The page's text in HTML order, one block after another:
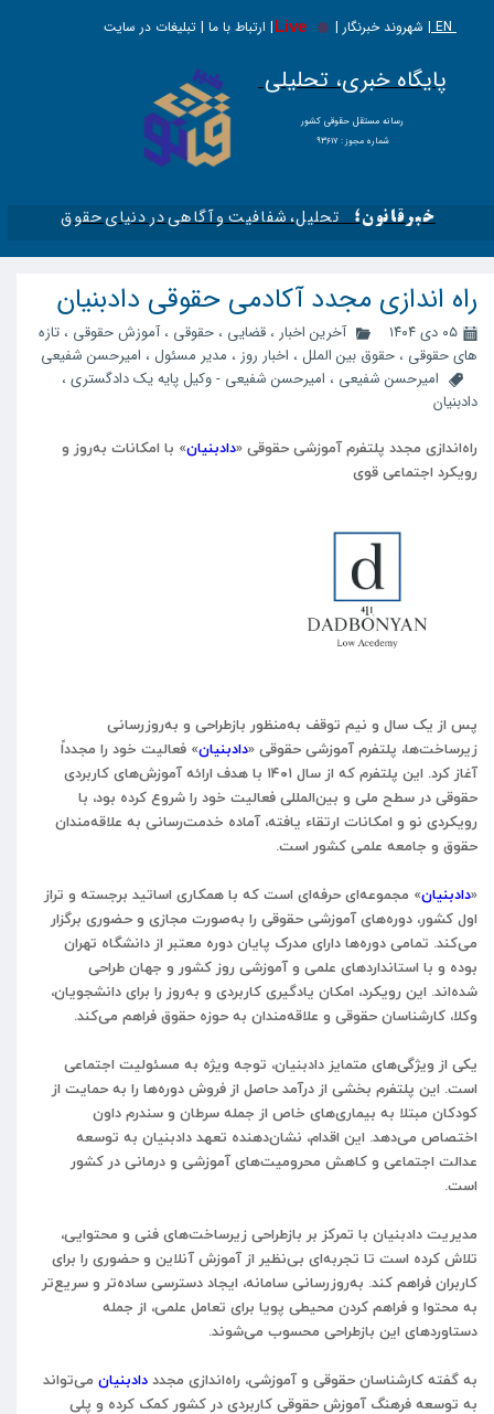
EN | شهروند خبرنگار | | ارتباط با ما | تبلیغات در سایت
Live
پایگاه خبری، تحلیلی
​​​​رسانه مستقل حقوقی کشور
شماره مجوز : ۹۳۶۱۷
خبرقانون؛ تحلیل، شفافیت و آگاهی در دنیای حقوق​​​​​​​
راه اندازی مجدد آکادمی حقوقی دادبنیان
۰۵ دی ۱۴۰۴ آخرین اخبار ، قضایی ، حقوقی ،آموزش حقوقی ، تازه
های حقوقی ، حقوق بین الملل ، اخبار روز ، مدیر مسئول ، امیرحسن شفیعی
امیرحسن شفیعی ، امیرحسن شفیعی - وکیل پایه یک دادگستری ،
دادبنیان
راه‌اندازی مجدد پلتفرم آموزشی حقوقی «دادبنیان» با امکانات به‌روز و
رویکرد اجتماعی قوی
پس از یک سال و نیم توقف به‌منظور بازطراحی و به‌روزرسانی
زیرساخت‌ها، پلتفرم آموزشی حقوقی «دادبنیان» فعالیت خود را مجدداً
آغاز کرد. این پلتفرم که از سال ۱۴۰۱ با هدف ارائه آموزش‌های کاربردی
حقوقی در سطح ملی و بین‌المللی فعالیت خود را شروع کرده بود، با
رویکردی نو و امکانات ارتقاء یافته، آماده خدمت‌رسانی به علاقه‌مندان
حقوق و جامعه علمی کشور است.
«دادبنیان» مجموعه‌ای حرفه‌ای است که با همکاری اساتید برجسته و تراز
اول کشور، دوره‌های آموزشی حقوقی را به‌صورت مجازی و حضوری برگزار
می‌کند. تمامی دوره‌ها دارای مدرک پایان دوره معتبر از دانشگاه تهران
بوده و با استانداردهای علمی و آموزشی روز کشور و جهان طراحی
شده‌اند. این رویکرد، امکان یادگیری کاربردی و به‌روز را برای دانشجویان،
وکلا، کارشناسان حقوقی و علاقه‌مندان به حوزه حقوق فراهم می‌کند.
یکی از ویژگی‌های متمایز دادبنیان، توجه ویژه به مسئولیت اجتماعی
است. این پلتفرم بخشی از درآمد حاصل از فروش دوره‌ها را به حمایت از
کودکان مبتلا به بیماری‌های خاص از جمله سرطان و سندرم داون
اختصاص می‌دهد. این اقدام، نشان‌دهنده تعهد دادبنیان به توسعه
عدالت اجتماعی و کاهش محرومیت‌های آموزشی و درمانی در کشور
است.
مدیریت دادبنیان با تمرکز بر بازطراحی زیرساخت‌های فنی و محتوایی،
تلاش کرده است تا تجربه‌ای بی‌نظیر از آموزش آنلاین و حضوری را برای
کاربران فراهم کند. به‌روزرسانی سامانه، ایجاد دسترسی ساده‌تر و سریع‌تر
به محتوا و فراهم کردن محیطی پویا برای تعامل علمی، از جمله
دستاوردهای این بازطراحی محسوب می‌شوند.
به گفته کارشناسان حقوقی و آموزشی، راه‌اندازی مجدددادبنیان می‌تواند
به توسعه فرهنگ آموزش حقوقی کاربردی در کشور کمک کرده و پلی